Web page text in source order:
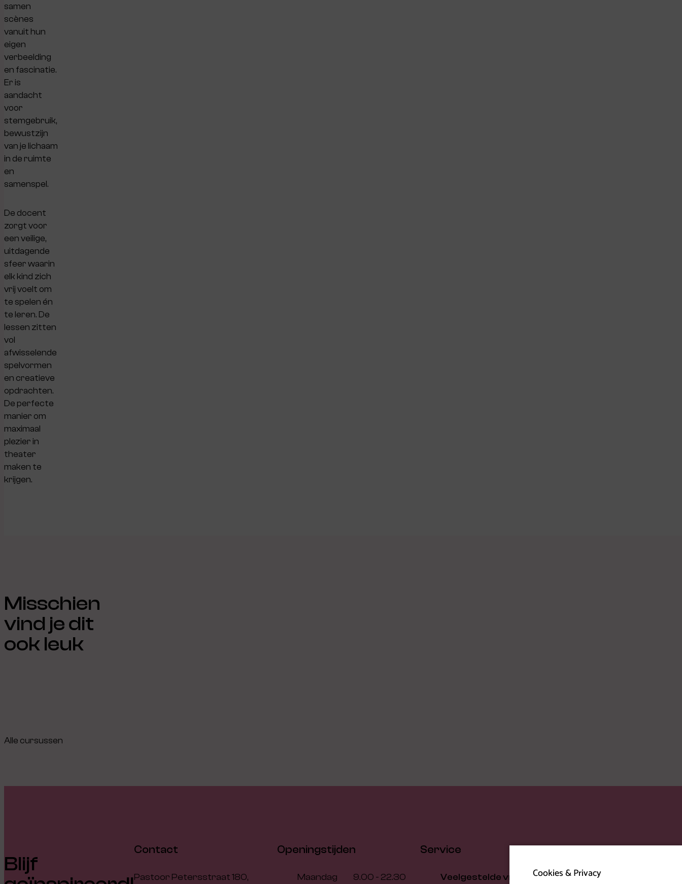
Cookies & Privacy
samen
scènes
vanuit hun
eigen
verbeelding
en fascinatie.
Er is
aandacht
voor
stemgebruik,
bewustzijn
van je lichaam
in de ruimte
en
samenspel.
De docent
zorgt voor
een veilige,
uitdagende
sfeer waarin
elk kind zich
vrij voelt om
te spelen én
te leren. De
lessen zitten
vol
afwisselende
spelvormen
en creatieve
opdrachten.
De perfecte
manier om
maximaal
plezier in
theater
maken te
krijgen.
Misschien
vind je dit
ook leuk
Alle cursussen
Blijf
Contact
Pastoor Petersstraat 180,
Openingstijden
Maandag 9.00 - 22.30
Service
Veelgestelde vragen
Over CKE
Over ons